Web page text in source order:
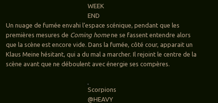
WEEK
END
Un nuage de fumée envahi l’espace scénique, pendant que les
premières mesures de Coming homene se fassent entendre alors
que la scène est encore vide. Dans la fumée, côté cour, apparait un
Klaus Meine hésitant, qui a du mal a marcher. Il rejoint le centre de la
scène avant que ne déboulent avec énergie ses compères.
Scorpions
@HEAVY